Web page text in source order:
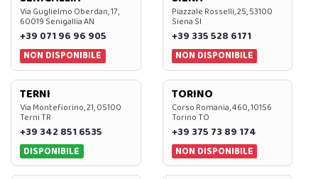
Via Guglielmo Oberdan, 17,
60019 Senigallia AN
+39 071 96 96 905
NON DISPONIBILE
Piazzale Rosselli, 25, 53100
Siena SI
+39 335 528 6171
NON DISPONIBILE
TERNI
Via Montefiorino, 21, 05100
Terni TR
+39 342 851 6535
DISPONIBILE
TORINO
Corso Romania, 460, 10156
Torino TO
+39 375 73 89 174
NON DISPONIBILE